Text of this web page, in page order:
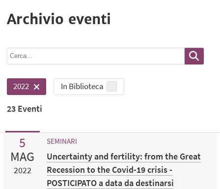
Archivio eventi
2022 In Biblioteca
23 Eventi
5
MAG
2022
SEMINARI
Uncertainty and fertility: from the Great
Recession to the Covid-19 crisis -
POSTICIPATO a data da destinarsi